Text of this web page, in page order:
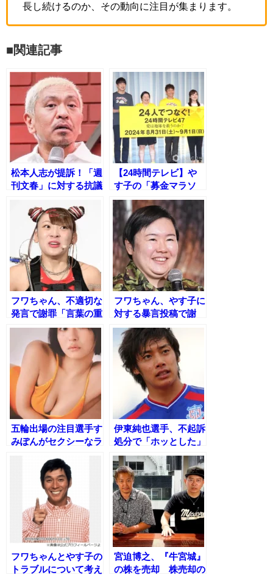
長し続けるのか、その動向に注目が集まります。
■関連記事
松本人志が提訴！「週
刊文春」に対する抗議
【24時間テレビ】や
す子の「募金マラソ
ン」、犠牲者のリスク
を批判する声が続出！
フワちゃん、不適切な
発言で謝罪「言葉の重
要性を痛感しました」
フワちゃん、やす子に
対する暴言投稿で謝
罪 驚きと怒りの声が
相次ぐ
五輪出場の注目選手す
みぽんがセクシーなラ
伊東純也選手、不起訴
処分で「ホッとした」
女性と週刊新潮への法
的措置は進行中
フワちゃんとやす子の
トラブルについて考え
宮迫博之、『牛宮城』
の株を売却 株売却の